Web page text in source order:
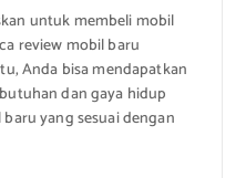
untuk membeli mobil
review mobil baru
Anda bisa mendapatkan
dan gaya hidup
yang sesuai dengan